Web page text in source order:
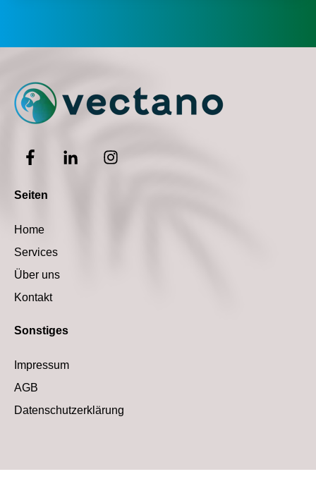
Seiten
Home
Services
Über uns
Kontakt
Sonstiges
Impressum
AGB
Datenschutzerklärung